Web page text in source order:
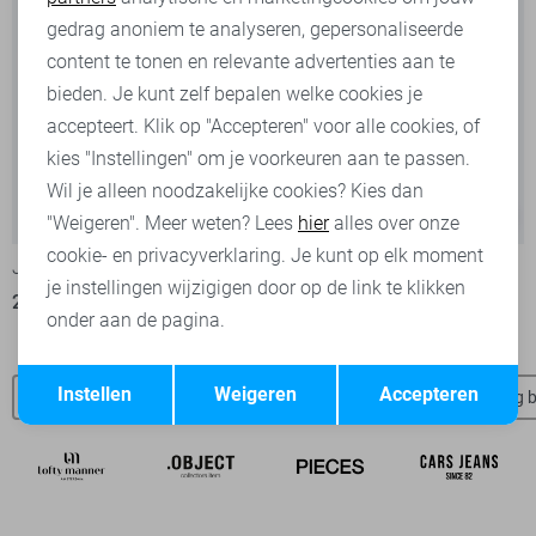
-20%
Jacqueline de Yong Jurk
23,95 29,99
Jacqueline de Yong Jurk
23,95
29,99
JDY SALE Jacqueline de Yong t-shirts Jacqueline de Yong
Marketing cookies
Terug Opslaan
gedrag anoniem te analyseren, gepersonaliseerde
content te tonen en relevante advertenties aan te
bieden. Je kunt zelf bepalen welke cookies je
accepteert. Klik op "Accepteren" voor alle cookies, of
kies "Instellingen" om je voorkeuren aan te passen.
Wil je alleen noodzakelijke cookies? Kies dan
"Weigeren". Meer weten? Lees hieralles over onze
cookie- en privacyverklaring. Je kunt op elk moment
je instellingen wijzigigen door op de link te klikken
onder aan de pagina.
Accepteren
Weigeren
Instellen